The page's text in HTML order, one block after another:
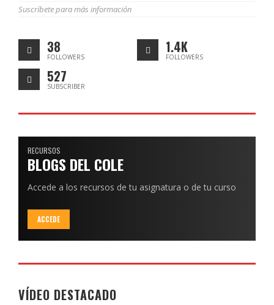
Suscríbete para más información
38
FOLLOWERS
1.4K
FOLLOWERS
527
SUBSCRIBER
RECURSOS
BLOGS DEL COLE
Accede a los recursos de tu asignatura o de tu curso
ACCEDE
VÍDEO DESTACADO